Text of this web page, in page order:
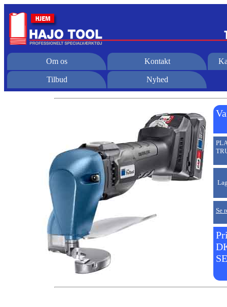
Om os Kontakt
Tilbud Nyhed
Se